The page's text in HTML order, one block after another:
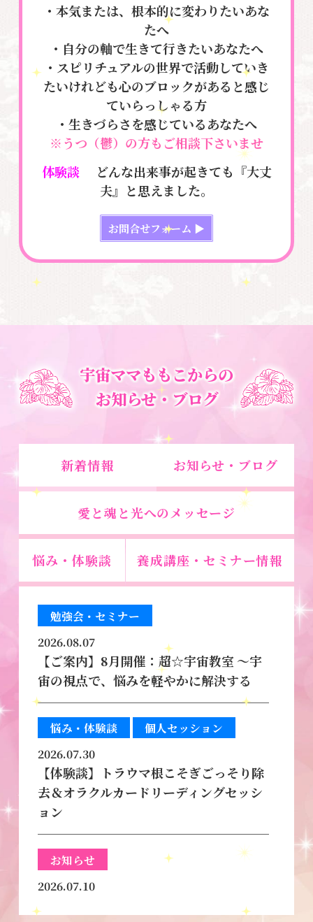
・本気または、根本的に変わりたいあな
たへ
・自分の軸で生きて行きたいあなたへ
・スピリチュアルの世界で活動していき
たいけれども心のブロックがあると感じ
ていらっしゃる方
・生きづらさを感じているあなたへ
※うつ（鬱）の方もご相談下さいませ
体験談どんな出来事が起きても『大丈
夫』と思えました。
お問合せフォーム ▶
宇宙ママももこからの
お知らせ・ブログ
新着情報 お知らせ・ブログ
愛と魂と光へのメッセージ
悩み・体験談 養成講座・セミナー情報
勉強会・セミナー
2026.08.07
【ご案内】8月開催：超☆宇宙教室 〜宇
宙の視点で、悩みを軽やかに解決する
悩み・体験談
個人セッション
2026.07.30
【体験談】トラウマ根こそぎごっそり除
去＆オラクルカードリーディングセッシ
ョン
お知らせ
2026.07.10
悩み解決！心がふわっと軽くなる〜新し